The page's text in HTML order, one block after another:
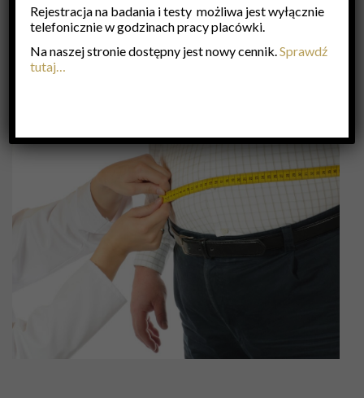
OTYŁOŚĆ – CHOROBA
XXI WIEKU
Rejestracja na badania i testy możliwa jest wyłącznie
telefonicznie w godzinach pracy placówki.
Na naszej stronie dostępny jest nowy cennik.Sprawdź
tutaj…